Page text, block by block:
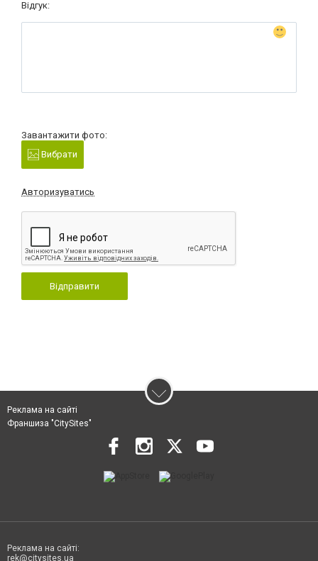
Відгук:
Завантажити фото:
Вибрати
Авторизуватись
Відправити
Реклама на сайті
Франшиза "CitySites"
Реклама на сайті:
rek@citysites.ua